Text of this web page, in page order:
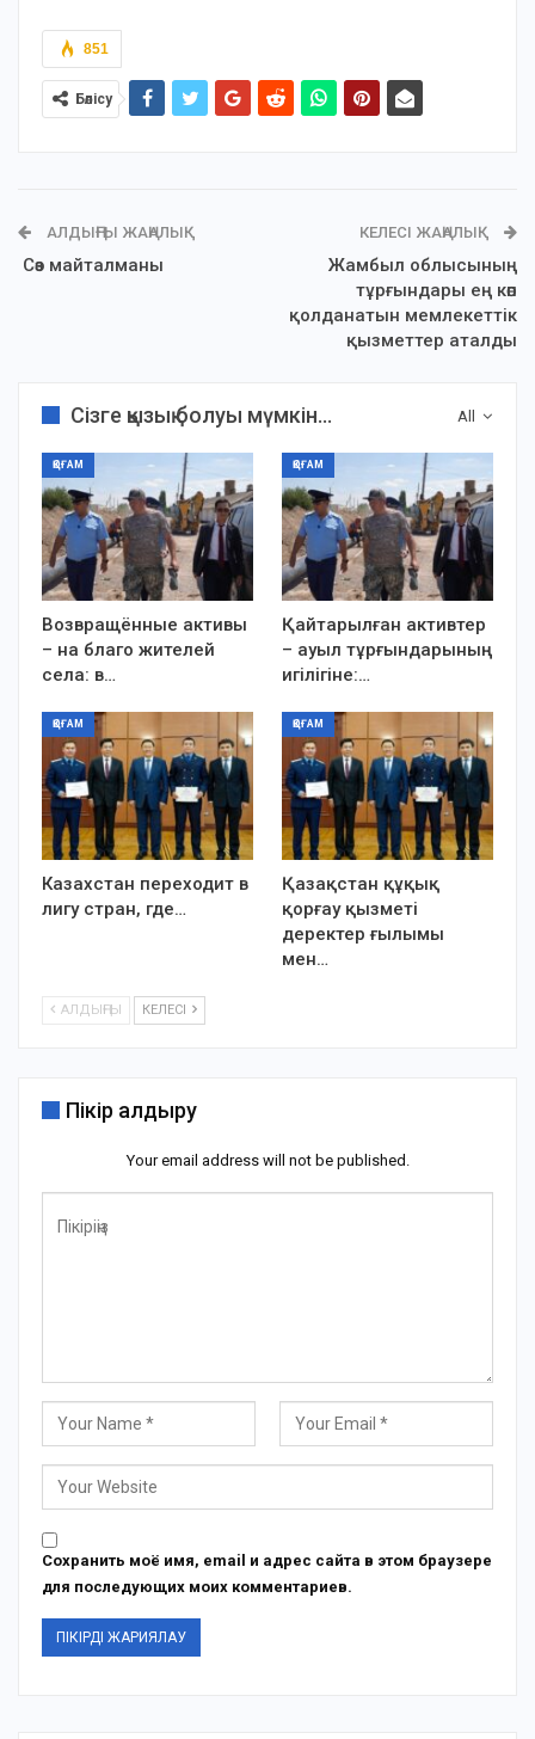
851
Бөлісу
АЛДЫҢҒЫ ЖАҢАЛЫҚ
Сөз майталманы
КЕЛЕСІ ЖАҢАЛЫҚ
Жамбыл облысының
тұрғындары ең көп
қолданатын мемлекеттік
қызметтер аталды
All
Сізге қызық болуы мүмкін...
ҚОҒАМ
Возвращённые активы
– на благо жителей
села: в…
ҚОҒАМ
Қайтарылған активтер
– ауыл тұрғындарының
игілігіне:…
ҚОҒАМ
Казахстан переходит в
лигу стран, где…
ҚОҒАМ
Қазақстан құқық
қорғау қызметі
деректер ғылымы
мен…
АЛДЫҢҒЫ КЕЛЕСІ
Пікір қалдыру
Your email address will not be published.
Сохранить моё имя, email и адрес сайта в этом браузере
для последующих моих комментариев.